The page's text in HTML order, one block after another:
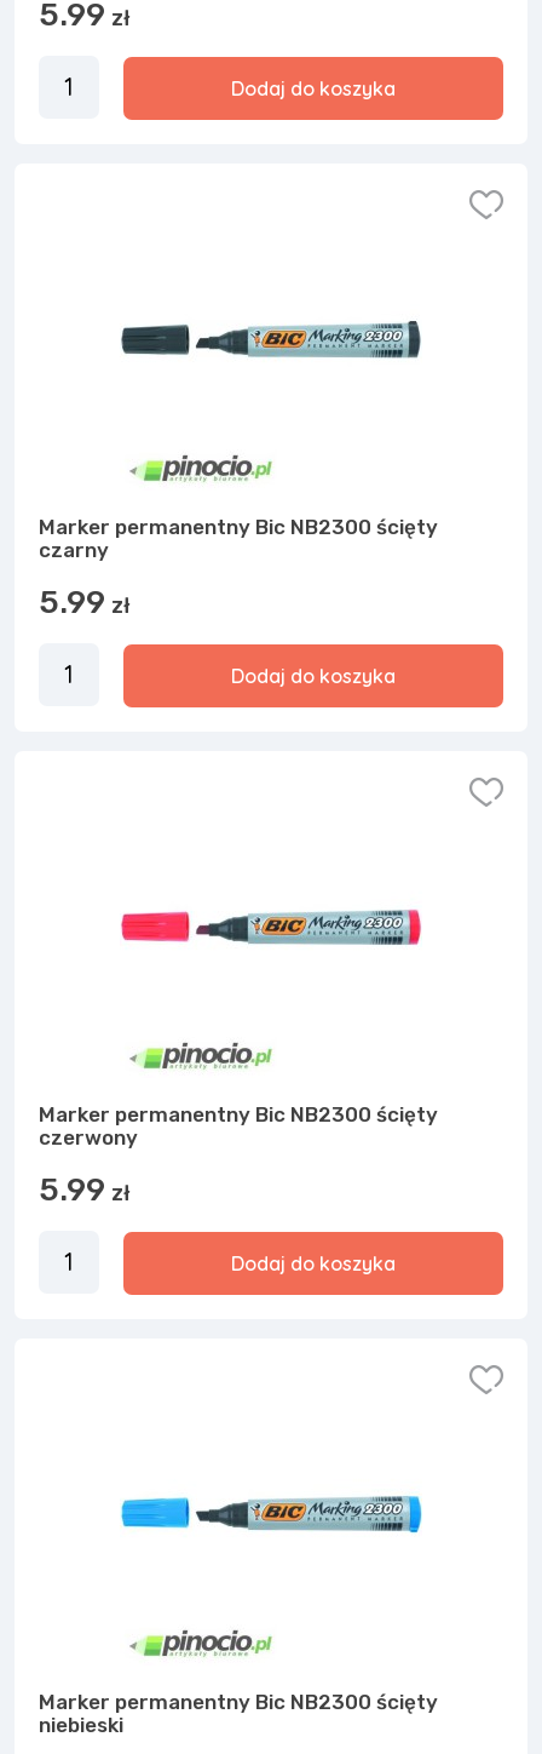
5.99 zł
Dodaj do koszyka
Marker permanentny Bic NB2300 ścięty
czarny
5.99 zł
Dodaj do koszyka
Marker permanentny Bic NB2300 ścięty
czerwony
5.99 zł
Dodaj do koszyka
Marker permanentny Bic NB2300 ścięty
niebieski